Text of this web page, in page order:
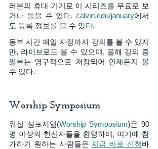
러분의 휴대 기기로 이 시리즈를 무료로 보
거나 들을 수 있다. calvin.edu/january에서
도 등록 정보를 볼 수 있다.
동부 시간 매일 자정까지 강의를 볼 수 있지
만, 라이브로도 볼 수 있으며, 올해 강의 중
일부는 영구적으로 저장되어 언제든지 볼
수 있다.
Worship Symposium
워십 심포지엄(Worship Symposium)은 90
명 이상의 헌신자들을 환영하며, 여기에 참
가하기 원하는 사람들은 지금 바로 신청바